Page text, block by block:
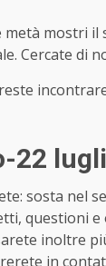
metà mostri
Cercate di
22
sosta nel
questioni
inoltre
in